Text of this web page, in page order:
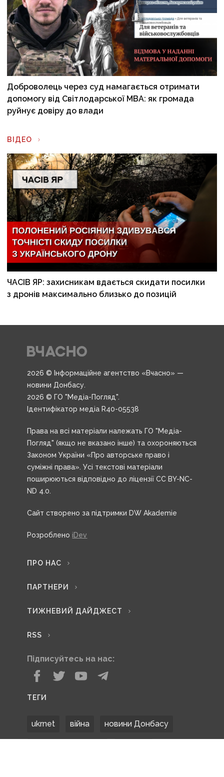
Доброволець через суд намагається отримати
допомогу від Світлодарської МВА: як громада
руйнує довіру до влади
ВІДЕО
ЧАСІВ ЯР: захисникам вдається скидати посилки
з дронів максимально близько до позицій
2026 © Інформаційне агентство «Вчасно» —
новини Донбасу.
2026 © ГО "Медіа-Погляд".
Ідентифікатор медіа R40-05538
Права на всі матеріали належать ГО "Медіа-
Погляд" (якщо не вказано інше) та охороняються
Законом України «Про авторське право і
суміжні права». Усі текстові матеріали
поширюються відповідно до ліцензії CC BY-NC-
ND 4.0.
Сайт створено за підтримки DW Akademie
Розроблено iDev
ПРО НАС
ПАРТНЕРИ
ТИЖНЕВИЙ ДАЙДЖЕСТ
RSS
Підписуйтесь на нас:
ТЕГИ
ukrnet війна новини Донбасу